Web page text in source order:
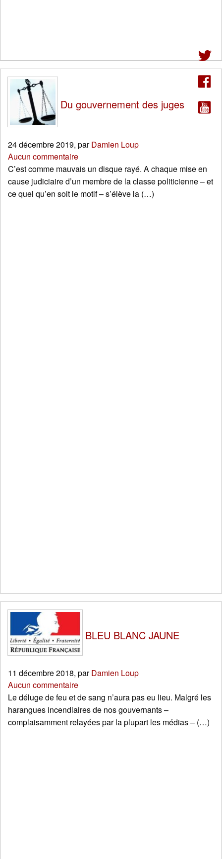
Du gouvernement des juges
24 décembre 2019, parDamien Loup
Aucun commentaire
C’est comme mauvais un disque rayé. A chaque mise en
cause judiciaire d’un membre de la classe politicienne – et
ce quel qu’en soit le motif – s’élève la (…)
BLEU BLANC JAUNE
11 décembre 2018, parDamien Loup
Aucun commentaire
Le déluge de feu et de sang n’aura pas eu lieu. Malgré les
harangues incendiaires de nos gouvernants –
complaisamment relayées par la plupart les médias – (…)